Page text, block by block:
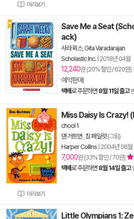
미리보기
Save Me a Seat
ack)
사라 윅스, Gita Varadarajan
Scholastic Inc.| 2018년 04월
12,240원 (20% 할인 / 620원)
예약판매
택배로 주문하면 8월 11일 출고
미리보기
Miss Daisy Is Crazy!
chool 1
댄 거트먼 짐 페일럿(그림)
Harper Collins 2004년 06월
7,000원 (33% 할인 / 70원)
택배로 주문하면 8월 14일 출고
Little Olympians 1: